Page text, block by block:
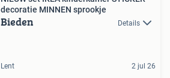
decoratie MINNEN sprookje
Bieden Details
Lent 2 jul 26